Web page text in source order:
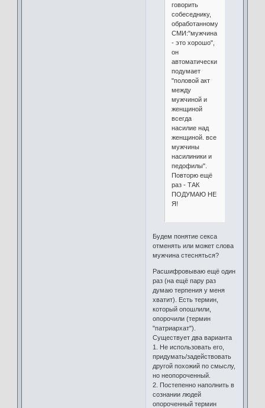
говорить
собеседнику,
обработанному
СМИ:"мужчина
- это хорошо",
он
автоматически
подумает
"половой акт
между
мужчиной и
женщиной
всегда
насилие над
женщиной. все
мужчины
насилиники и
педофилы".
Повторю ещё
раз - ТАК
ПОДУМАЮ НЕ
Я!
Будем понятие секса
отменять или может слова
мужчина стесняться?
Расшифровываю ещё один
раз (на ещё пару раз
думаю терпения у меня
хватит). Есть термин,
который опошлили,
опорочили (термин
"патриархат").
Существует два варианта
1. Не использовать его,
придумать/задействовать
другой похожий по смыслу,
но неопороченный.
2. Постепенно наполнить в
сознании людей
опороченный термин